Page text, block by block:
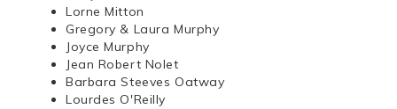
Lorne Mitton
Gregory & Laura Murphy
Joyce Murphy
Jean Robert Nolet
Barbara Steeves Oatway
Lourdes O'Reilly